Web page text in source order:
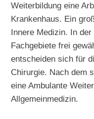
Weiterbildung eine
Krankenhaus. Ein
Innere Medizin. In
Fachgebiete frei
entscheiden sich für
Chirurgie. Nach dem
eine Ambulante
Allgemeinmedizin.